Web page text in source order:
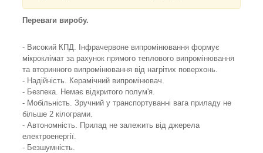
Переваги виробу.
- Високий КПД. Інфрачервоне випромінювання формує
мікроклімат за рахунок прямого теплового випромінювання
та вторинного випромінювання від нагрітих поверхонь.
- Надійність. Керамічний випромінювач.
- Безпека. Немає відкритого полум'я.
- Мобільність. Зручний у транспортуванні вага приладу не
більше 2 кілограми.
- Автономність. Прилад не залежить від джерела
електроенергії.
- Безшумність.